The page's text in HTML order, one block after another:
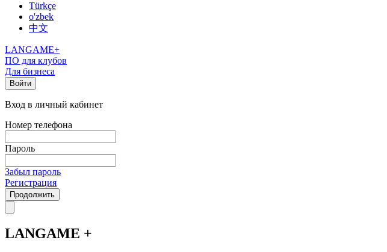
Türkçe
o'zbek
中文
LANGAME+
ПО для клубов
Для бизнеса
Войти
Вход в личный кабинет
Номер телефона
Пароль
Забыл пароль
Регистрация
Продолжить
LANGAME +